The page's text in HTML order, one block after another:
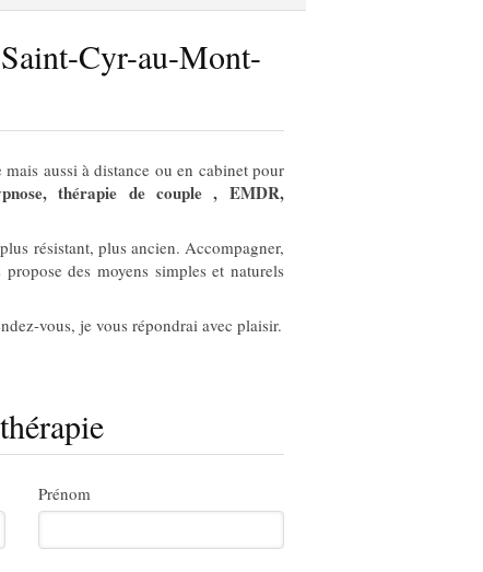
Cyr-au-Mont-
aussi à distance ou en cabinet pour
thérapie de couple , EMDR,
résistant, plus ancien. Accompagner,
des moyens simples et naturels
vous, je vous répondrai avec plaisir.
Prénom